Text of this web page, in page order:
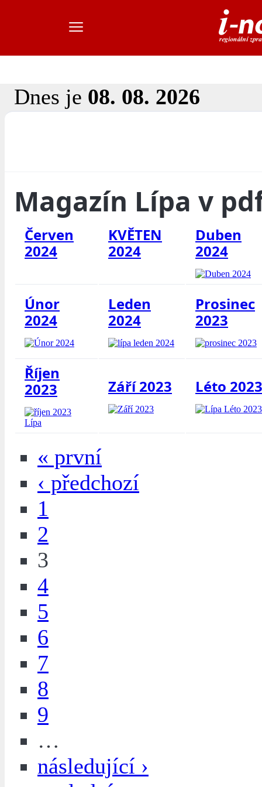
Dnes je 08. 08. 2026
Magazín Lípa v
Červen
2024
KVĚTEN
2024
Duben
2024
Únor
2024
Leden
2024
Prosinec
2023
Říjen
2023
Září 2023 Léto 2023
« první
‹ předchozí
1
2
3
4
5
6
7
8
9
…
následující ›